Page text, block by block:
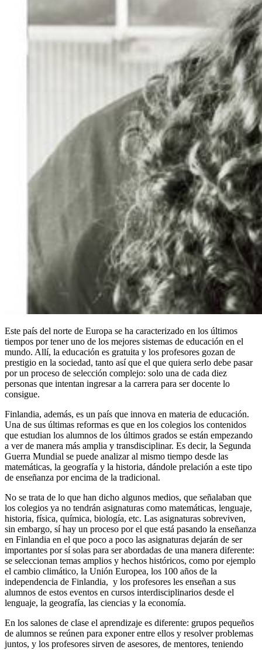
Este país del norte de Europa se ha caracterizado en los últimos
tiempos por tener uno de los mejores sistemas de educación en el
mundo. Allí, la educación es gratuita y los profesores gozan de
prestigio en la sociedad, tanto así que el que quiera serlo debe pasar
por un proceso de selección complejo: solo una de cada diez
personas que intentan ingresar a la carrera para ser docente lo
consigue.
Finlandia, además, es un país que innova en materia de educación.
Una de sus últimas reformas es que en los colegios los contenidos
que estudian los alumnos de los últimos grados se están empezando
a ver de manera más amplia y transdisciplinar. Es decir, la Segunda
Guerra Mundial se puede analizar al mismo tiempo desde las
matemáticas, la geografía y la historia, dándole prelación a este tipo
de enseñanza por encima de la tradicional.
No se trata de lo que han dicho algunos medios, que señalaban que
los colegios ya no tendrán asignaturas como matemáticas, lenguaje,
historia, física, química, biología, etc. Las asignaturas sobreviven,
sin embargo, sí hay un proceso por el que está pasando la enseñanza
en Finlandia en el que poco a poco las asignaturas dejarán de ser
importantes por sí solas para ser abordadas de una manera diferente:
se seleccionan temas amplios y hechos históricos, como por ejemplo
el cambio climático, la Unión Europea, los 100 años de la
independencia de Finlandia, y los profesores les enseñan a sus
alumnos de estos eventos en cursos interdisciplinarios desde el
lenguaje, la geografía, las ciencias y la economía.
En los salones de clase el aprendizaje es diferente: grupos pequeños
de alumnos se reúnen para exponer entre ellos y resolver problemas
juntos, y los profesores sirven de asesores, de mentores, teniendo